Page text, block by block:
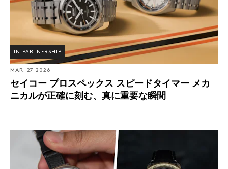
IN PARTNERSHIP
MAR. 27 2026
セイコー プロスペックス スピードタイマー メカ
ニカルが正確に刻む、真に重要な瞬間
Business News: セイコーがパワーデザインプロジェクト
2026 こだわりすぎた腕時計展を3月29日（日）まで開催